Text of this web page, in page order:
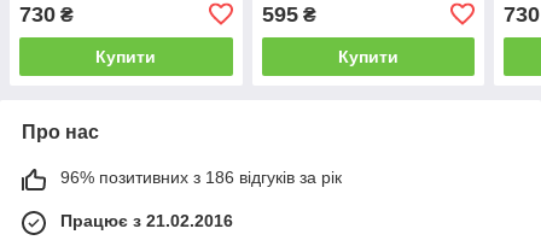
730 ₴
Купити
595₴
Купити
730
Про нас
96% позитивних з 186 відгуків за рік
Працює з 21.02.2016